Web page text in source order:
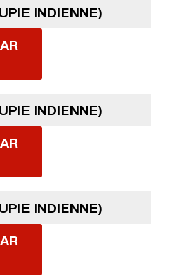
INDIENNE)
INDIENNE)
INDIENNE)